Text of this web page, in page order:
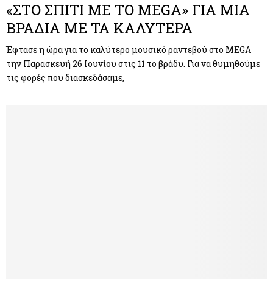
«ΣΤΟ ΣΠΙΤΙ ΜΕ ΤΟ MEGA» ΓΙΑ ΜΙΑ
ΒΡΑΔΙΑ ΜΕ ΤΑ ΚΑΛΥΤΕΡΑ
Έφτασε η ώρα για το καλύτερο μουσικό ραντεβού στο MEGA
την Παρασκευή 26 Ιουνίου στις 11 το βράδυ. Για να θυμηθούμε
τις φορές που διασκεδάσαμε,